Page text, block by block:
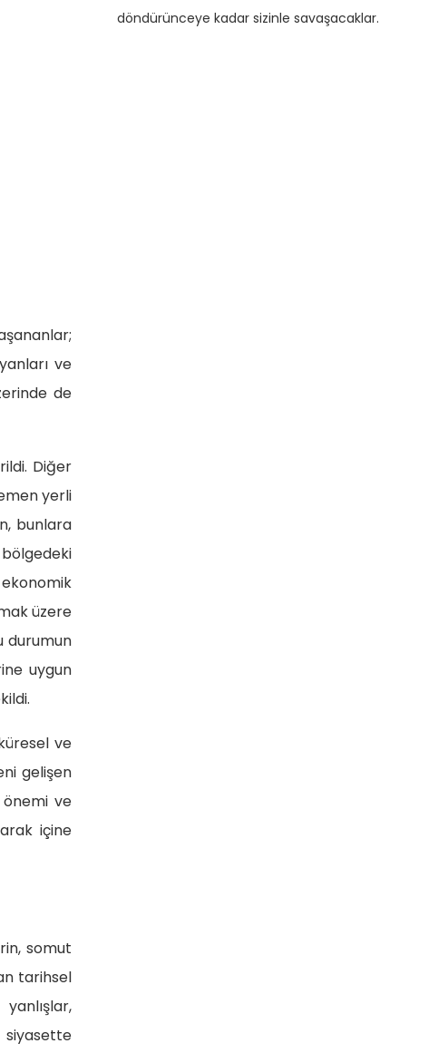
ve
de
Diğer
yerli
bunlara
üzere
durumun
uygun
ve
gelişen
önemi ve
içine
somut
tarihsel
siyasette
döndürünceye kadar sizinle savaşacaklar.